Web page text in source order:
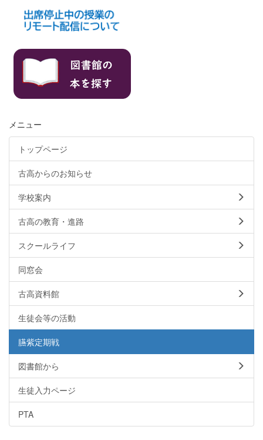
メニュー
トップページ
古高からのお知らせ
学校案内
古高の教育・進路
スクールライフ
同窓会
古高資料館
生徒会等の活動
臙紫定期戦
図書館から
生徒入力ページ
PTA